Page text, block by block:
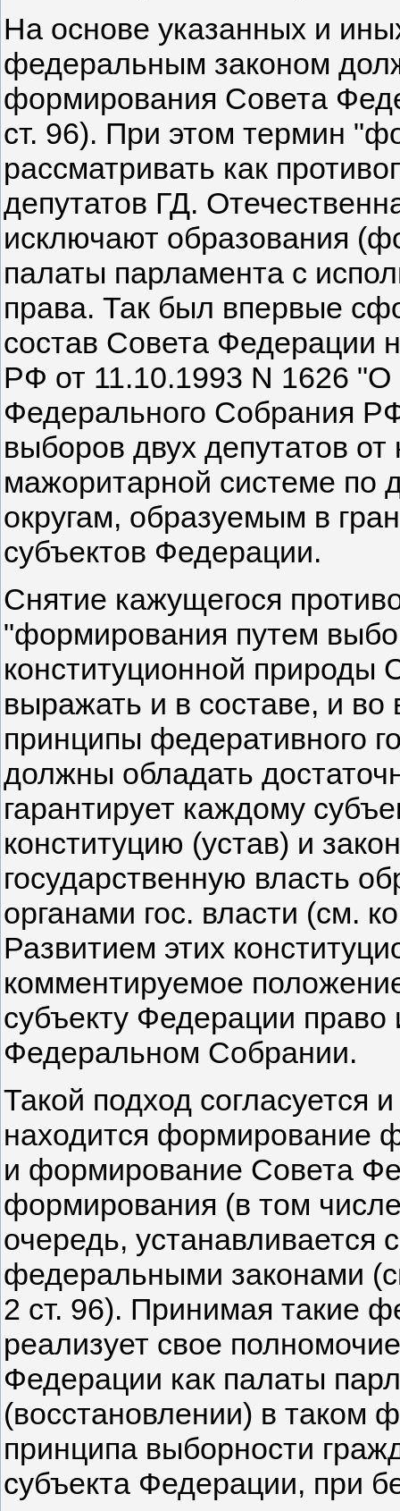
На основе указанных и
федеральным законом
формирования Совета
ст. 96). При этом термин
рассматривать как
депутатов ГД.
исключают образования
палаты парламента с
права. Так был впервые
состав Совета Федерации
РФ от 11.10.1993 N 1626
Федерального Собрания
выборов двух депутатов
мажоритарной системе по
округам, образуемым в
субъектов Федерации.
Снятие кажущегося
"формирования путем
конституционной природы
выражать и в составе, и во
принципы федеративного
должны обладать
гарантирует каждому
конституцию (устав) и
государственную власть
органами гос. власти (см.
Развитием этих
комментируемое
субъекту Федерации право
Федеральном Собрании.
Такой подход согласуется
находится формирование
и формирование Совета
формирования (в том
очередь, устанавливается
федеральными законами
2 ст. 96). Принимая такие
реализует свое
Федерации как палаты
(восстановлении) в таком
принципа выборности
субъекта Федерации, при